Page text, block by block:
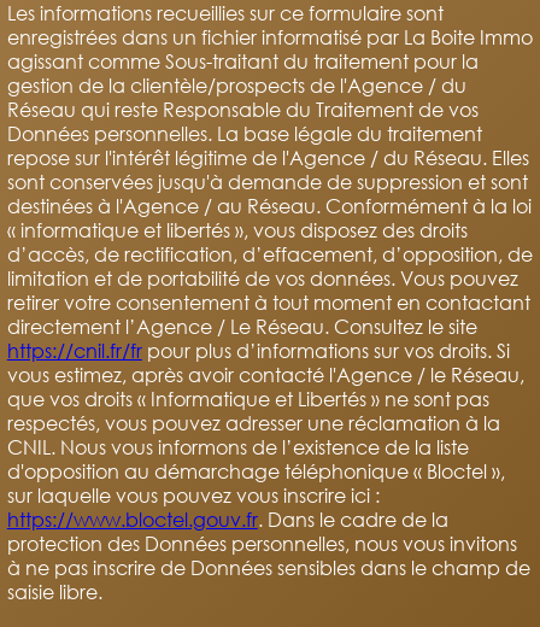
Les informations recueillies sur ce formulaire sont
enregistrées dans un fichier informatisé par La Boite Immo
agissant comme Sous-traitant du traitement pour la
gestion de la clientèle/prospects de l'Agence / du
Réseau qui reste Responsable du Traitement de vos
Données personnelles. La base légale du traitement
repose sur l'intérêt légitime de l'Agence / du Réseau. Elles
sont conservées jusqu'à demande de suppression et sont
destinées à l'Agence / au Réseau. Conformément à la loi
« informatique et libertés », vous disposez des droits
d’accès, de rectification, d’effacement, d’opposition, de
limitation et de portabilité de vos données. Vous pouvez
retirer votre consentement à tout moment en contactant
directement l’Agence / Le Réseau. Consultez le site
https://cnil.fr/frpour plus d’informations sur vos droits. Si
vous estimez, après avoir contacté l'Agence / le Réseau,
que vos droits « Informatique et Libertés » ne sont pas
respectés, vous pouvez adresser une réclamation à la
CNIL. Nous vous informons de l’existence de la liste
d'opposition au démarchage téléphonique « Bloctel »,
sur laquelle vous pouvez vous inscrire ici :
https://www.bloctel.gouv.fr. Dans le cadre de la
protection des Données personnelles, nous vous invitons
à ne pas inscrire de Données sensibles dans le champ de
saisie libre.